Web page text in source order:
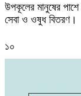
উপকূলের মানুষের
সেবা ও ওষুধ বিতরণ।
১০